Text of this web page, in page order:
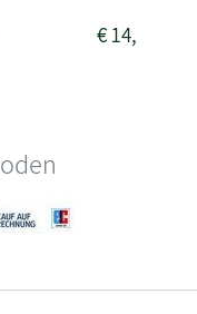
€14,00